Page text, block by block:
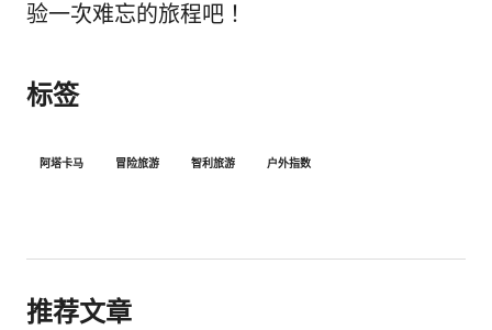
验一次难忘的旅程吧！
标签
阿塔卡马 冒险旅游 智利旅游 户外指数
推荐文章